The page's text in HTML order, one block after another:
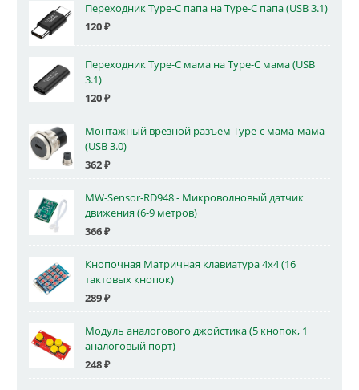
Переходник Type-C папа на Type-C папа (USB 3.1)
120₽
Переходник Type-C мама на Type-C мама (USB
3.1)
120₽
Монтажный врезной разъем Type-c мама-мама
(USB 3.0)
362₽
MW-Sensor-RD948 - Микроволновый датчик
движения (6-9 метров)
366₽
Кнопочная Матричная клавиатура 4x4 (16
тактовых кнопок)
289₽
Модуль аналогового джойстика (5 кнопок, 1
аналоговый порт)
248₽